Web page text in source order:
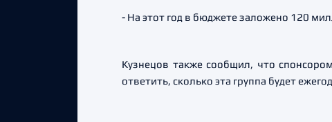
- На этот год в бюджете заложено 120
Кузнецов также сообщил, что
ответить, сколько эта группа будет